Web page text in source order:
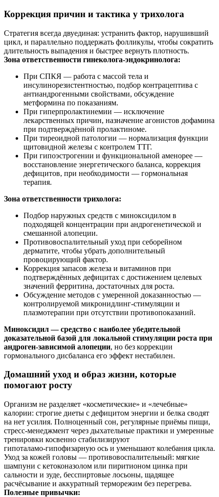
Коррекция причин и тактика у трихолога
Стратегия всегда двуединая: устранить фактор, нарушивший
цикл, и параллельно поддержать фолликулы, чтобы сократить
длительность выпадения и быстрее вернуть плотность.
Зона ответственности гинеколога‑эндокринолога:
При СПКЯ — работа с массой тела и
инсулинорезистентностью, подбор контрацептива с
антиандрогенными свойствами, обсуждение
метформина по показаниям.
При гиперпролактинемии — исключение
лекарственных причин, назначение агонистов дофамина
при подтверждённой пролактиноме.
При тиреоидной патологии — нормализация функции
щитовидной железы с контролем ТТГ.
При гипоэстрогении и функциональной аменорее —
восстановление энергетического баланса, коррекция
дефицитов, при необходимости — гормональная
терапия.
Зона ответственности трихолога:
Подбор наружных средств с миноксидилом в
подходящей концентрации при андрогенетической и
смешанной алопеции.
Противовоспалительный уход при себорейном
дерматите, чтобы убрать дополнительный
провоцирующий фактор.
Коррекция запасов железа и витаминов при
подтверждённых дефицитах с достижением целевых
значений ферритина, достаточных для роста.
Обсуждение методов с умеренной доказанностью —
контролируемой микронидлинг‑стимуляции и
плазмотерапии при отсутствии противопоказаний.
Миноксидил — средство с наиболее убедительной
доказательной базой для локальной стимуляции роста при
андроген‑зависимой алопеции, но без коррекции
гормонального дисбаланса его эффект нестабилен.
Домашний уход и образ жизни, которые
помогают росту
Организм не разделяет «косметические» и «лечебные»
калории: строгие диеты с дефицитом энергии и белка сводят
на нет усилия. Полноценный сон, регулярные приёмы пищи,
стресс‑менеджмент через дыхательные практики и умеренные
тренировки косвенно стабилизируют
гипоталамо‑гипофизарную ось и уменьшают колебания цикла.
Уход за кожей головы — противовоспалительный: мягкие
шампуни с кетоконазолом или пиритионом цинка при
сальности и зуде, бесспиртовые лосьоны, щадящее
расчёсывание и аккуратный терморежим без перегрева.
Полезные привычки: